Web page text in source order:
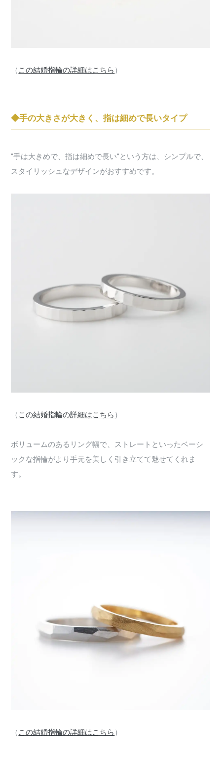
（ この結婚指輪の詳細はこちら ）
◆手の大きさが大きく、指は細めで長いタイプ
”手は大きめで、指は細めで長い”という方は、シンプルで、
スタイリッシュなデザインがおすすめです。
（ この結婚指輪の詳細はこちら ）
ボリュームのあるリング幅で、ストレートといったベーシ
ックな指輪がより手元を美しく引き立てて魅せてくれま
す。
（ この結婚指輪の詳細はこちら ）